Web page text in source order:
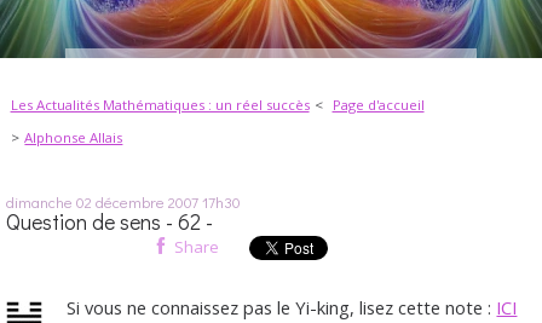
Les Actualités Mathématiques : un réel succès
Page d'accueil
Alphonse Allais
dimanche 02 décembre 200717h30
Question de sens - 62 -
Share
Si vous ne connaissez pas le Yi-king, lisez cette note : ICI